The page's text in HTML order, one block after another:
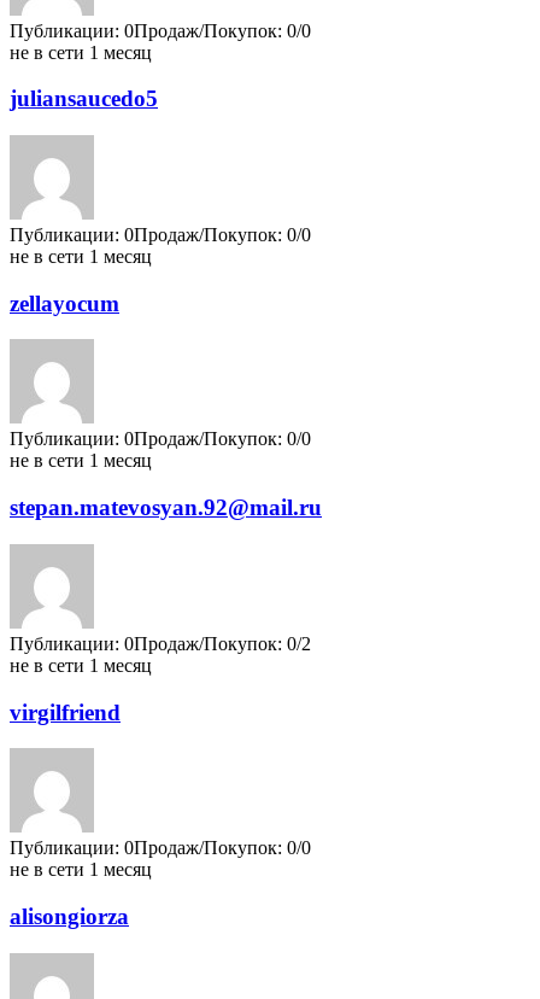
Публикации: 0Продаж/Покупок: 0/0
не в сети 1 месяц
juliansaucedo5
Публикации: 0Продаж/Покупок: 0/0
не в сети 1 месяц
zellayocum
Публикации: 0Продаж/Покупок: 0/0
не в сети 1 месяц
stepan.matevosyan.92@mail.ru
Публикации: 0Продаж/Покупок: 0/2
не в сети 1 месяц
virgilfriend
Публикации: 0Продаж/Покупок: 0/0
не в сети 1 месяц
alisongiorza